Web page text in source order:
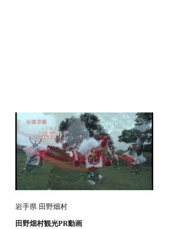
岩手県 田野畑村
田野畑村観光PR動画